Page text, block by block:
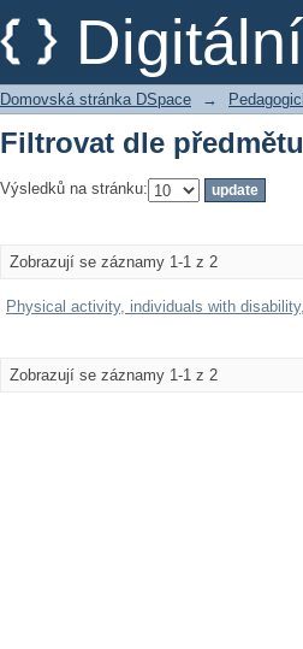
Filtrovat dle předmětu
Domovská stránka DSpace →
Filtrovat dle předmětu
Výsledků na stránku:
Zobrazují se záznamy 1-1 z 2
Physical activity, individuals with
Zobrazují se záznamy 1-1 z 2